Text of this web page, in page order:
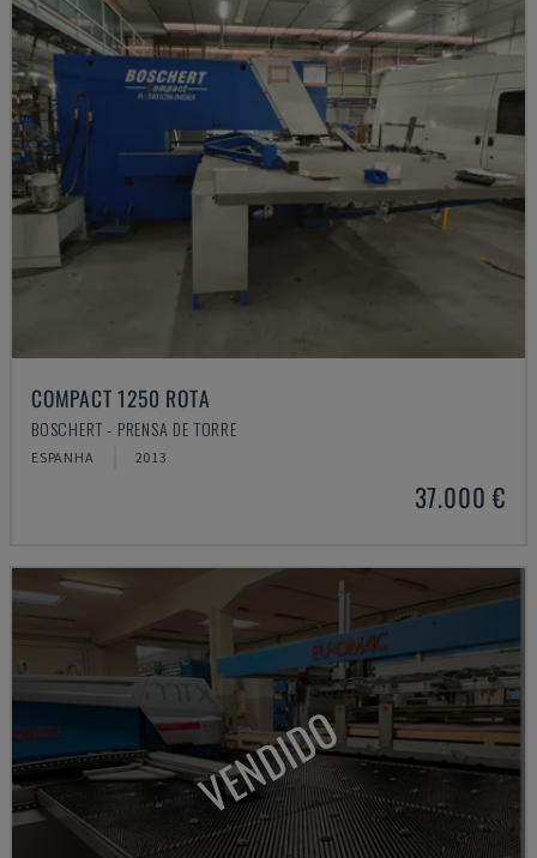
COMPACT 1250 ROTA
BOSCHERT - PRENSA DE TORRE
ESPANHA 2013
37.000 €
VENDIDO